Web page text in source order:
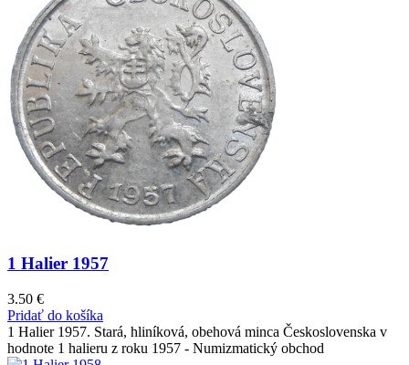
1 Halier 1957
3.50 €
Pridať do košíka
1 Halier 1957. Stará, hliníková, obehová minca Československa v
hodnote 1 halieru z roku 1957 - Numizmatický obchod